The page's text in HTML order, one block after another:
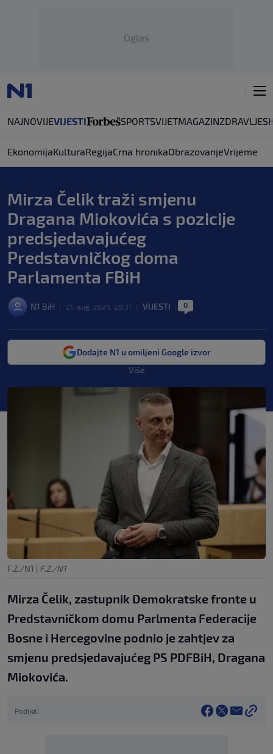
Oglas
NAJNOVIJEVIJESTI SPORTSVIJETMAGAZINZDRAVLJE
EkonomijaKulturaRegijaCrna hronikaObrazovanjeVrijeme
Mirza Čelik traži smjenu
Dragana Miokovića s pozicije
predsjedavajućeg
Predstavničkog doma
Parlamenta FBiH
N1 BiH 21. aug. 2024. 20:31 VIJESTI 0
Dodajte N1 u omiljeni Google izvor
Više
F.Z./N1 | F.Z./N1
Mirza Čelik, zastupnik Demokratske fronte u
Predstavničkom domu Parlmenta Federacije
Bosne i Hercegovine podnio je zahtjev za
smjenu predsjedavajućeg PS PDFBiH, Dragana
Miokovića.
Podijeli